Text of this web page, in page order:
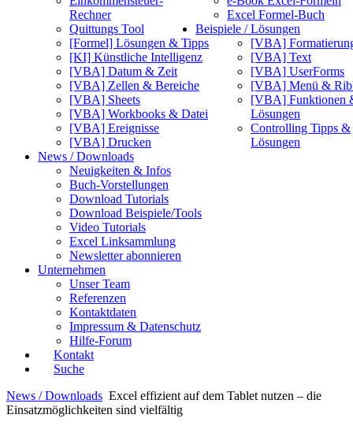
Rechner
Quittungs Tool
Excel Formel-Buch
Beispiele / Lösungen
[Formel] Lösungen & Tipps
[KI] Künstliche Intelligenz
[VBA] Datum & Zeit
[VBA] Zellen & Bereiche
[VBA] Sheets
[VBA] Workbooks & Datei
[VBA] Ereignisse
[VBA] Drucken
[VBA]
[VBA] Text
[VBA] UserForms
[VBA] Menü &
[VBA] Funktionen
Lösungen
Controlling Tipps &
Lösungen
News / Downloads
Neuigkeiten & Infos
Buch-Vorstellungen
Download Tutorials
Download Beispiele/Tools
Video Tutorials
Excel Linksammlung
Newsletter abonnieren
Unternehmen
Unser Team
Referenzen
Kontaktdaten
Impressum & Datenschutz
Hilfe-Forum
Kontakt
Suche
News / Downloads Excel effizient auf dem Tablet nutzen – die
Einsatzmöglichkeiten sind vielfältig